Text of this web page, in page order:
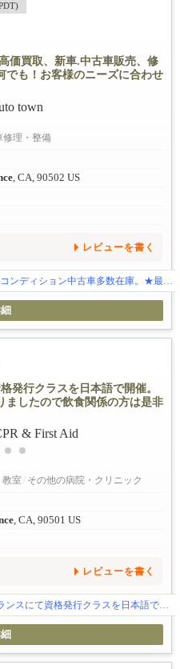
価買取、新車.中古車販売、修
でも！お客様のニーズに合わせ
修理・整備
, CA, 90502 US
レビューを書く
数在庫。★最新入庫情報はこちらから https://www.instagram.com/abautotown/
発行クラスを日本語で開催。
ましたので飲食関係の方は是非
室 / その他の病院・クリニック
, CA, 90501 US
レビューを書く
語で開催。喉詰まりの救助法が新たに変わりましたので飲食関係の方は是非お勧めです。